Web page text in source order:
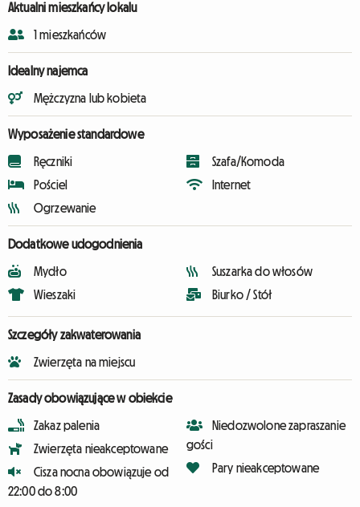
Aktualni mieszkańcy lokalu
1 mieszkańców
Idealny najemca
Mężczyzna lub kobieta
Wyposażenie standardowe
Ręczniki
Pościel
Ogrzewanie
Szafa/Komoda
Internet
Dodatkowe udogodnienia
Mydło
Wieszaki
Suszarka do włosów
Biurko / Stół
Szczegóły zakwaterowania
Zwierzęta na miejscu
Zasady obowiązujące w obiekcie
Zakaz palenia
Zwierzęta nieakceptowane
Cisza nocna obowiązuje od
22:00 do 8:00
Niedozwolone zapraszanie
gości
Pary nieakceptowane